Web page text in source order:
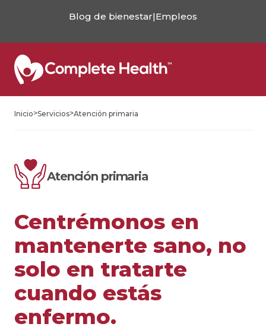
Blog de bienestar|Empleos
Inicio>Servicios>Atención primaria
Atención primaria
Centrémonos en
mantenerte sano, no
solo en tratarte
cuando estás
enfermo.